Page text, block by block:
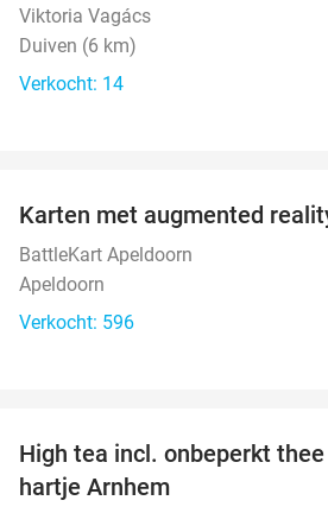
Viktoria Vagács
Duiven (6 km)
Verkocht: 14
Karten met augmented
BattleKart Apeldoorn
Apeldoorn
Verkocht: 596
High tea incl. onbeperkt
hartje Arnhem